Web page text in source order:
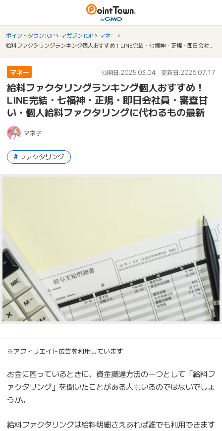
ポイントタウンTOP マガジンTOP
マネー
マネー 公開日:2025.03.04 更新日:2026.07.17
給料ファクタリングランキング個人おすすめ！
LINE完結・七福神・正規・即日会社員・審査甘
い・個人給料ファクタリングに代わるもの最新
マネ子
ファクタリング
※アフィリエイト広告を利用しています
お金に困っているときに、資金調達方法の一つとして「給料フ
ァクタリング」を聞いたことがある人もいるのではないでしょ
うか。
給料ファクタリングは給料明細さえあれば誰でも利用できます